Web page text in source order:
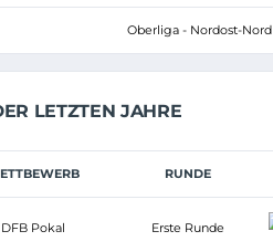
Oberliga - Nordost-Nord
LETZTEN JAHRE
RUNDE
DFB Pokal Erste Runde